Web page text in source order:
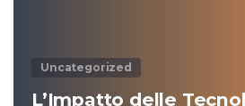
Uncategorized
L’Impatto delle